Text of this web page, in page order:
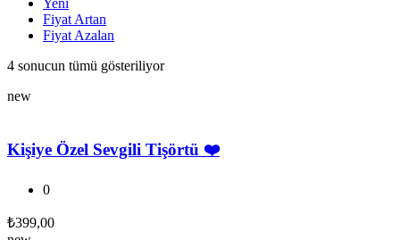
Fiyat Artan
Fiyat Azalan
4 sonucun tümü gösteriliyorEn
sıralandı
new
Kişiye Özel Sevgili Tişörtü ❤️
0
₺399,00